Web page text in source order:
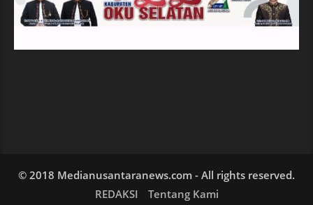
© 2018 Medianusantaranews.com - All rights reserved.
REDAKSI
Tentang Kami